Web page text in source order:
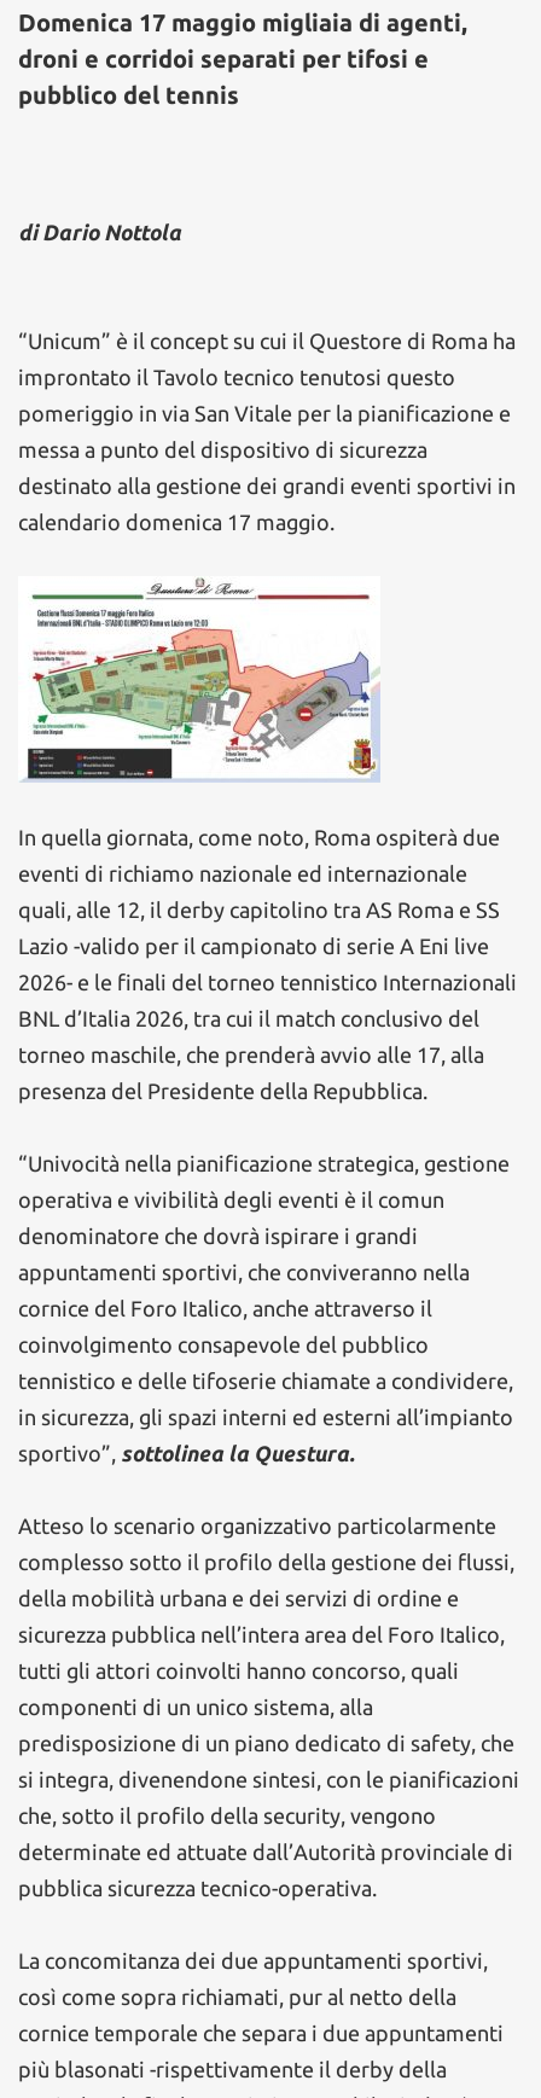
Domenica 17 maggio migliaia di agenti,
droni e corridoi separati per tifosi e
pubblico del tennis
di Dario Nottola
“Unicum” è il concept su cui il Questore di Roma ha
improntato il Tavolo tecnico tenutosi questo
pomeriggio in via San Vitale per la pianificazione e
messa a punto del dispositivo di sicurezza
destinato alla gestione dei grandi eventi sportivi in
calendario domenica 17 maggio.
In quella giornata, come noto, Roma ospiterà due
eventi di richiamo nazionale ed internazionale
quali, alle 12, il derby capitolino tra AS Roma e SS
Lazio -valido per il campionato di serie A Eni live
2026- e le finali del torneo tennistico Internazionali
BNL d’Italia 2026, tra cui il match conclusivo del
torneo maschile, che prenderà avvio alle 17, alla
presenza del Presidente della Repubblica.
“Univocità nella pianificazione strategica, gestione
operativa e vivibilità degli eventi è il comun
denominatore che dovrà ispirare i grandi
appuntamenti sportivi, che conviveranno nella
cornice del Foro Italico, anche attraverso il
coinvolgimento consapevole del pubblico
tennistico e delle tifoserie chiamate a condividere,
in sicurezza, gli spazi interni ed esterni all’impianto
sportivo”, sottolinea la Questura.
Atteso lo scenario organizzativo particolarmente
complesso sotto il profilo della gestione dei flussi,
della mobilità urbana e dei servizi di ordine e
sicurezza pubblica nell’intera area del Foro Italico,
tutti gli attori coinvolti hanno concorso, quali
componenti di un unico sistema, alla
predisposizione di un piano dedicato di safety, che
si integra, divenendone sintesi, con le pianificazioni
che, sotto il profilo della security, vengono
determinate ed attuate dall’Autorità provinciale di
pubblica sicurezza tecnico-operativa.
La concomitanza dei due appuntamenti sportivi,
così come sopra richiamati, pur al netto della
cornice temporale che separa i due appuntamenti
più blasonati -rispettivamente il derby della